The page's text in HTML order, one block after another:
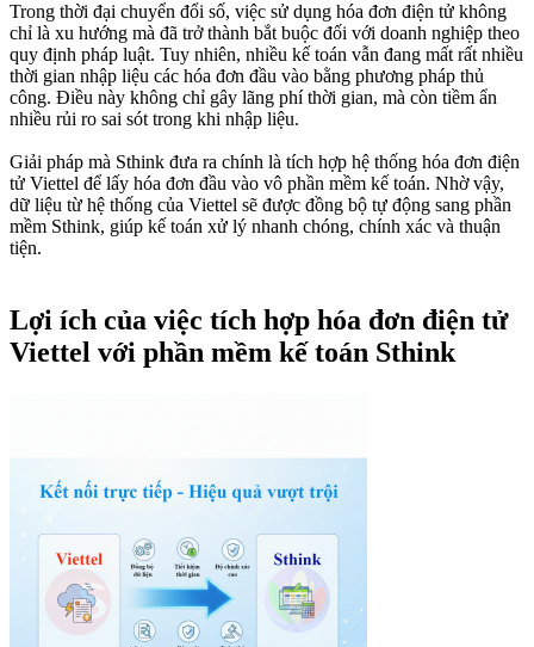
Trong thời đại chuyển đổi số, việc sử dụng hóa đơn điện tử không
chỉ là xu hướng mà đã trở thành bắt buộc đối với doanh nghiệp theo
quy định pháp luật. Tuy nhiên, nhiều kế toán vẫn đang mất rất nhiều
thời gian nhập liệu các hóa đơn đầu vào bằng phương pháp thủ
công. Điều này không chỉ gây lãng phí thời gian, mà còn tiềm ẩn
nhiều rủi ro sai sót trong khi nhập liệu.
Giải pháp mà Sthink đưa ra chính là tích hợp hệ thống hóa đơn điện
tử Viettel để lấy hóa đơn đầu vào vô phần mềm kế toán. Nhờ vậy,
dữ liệu từ hệ thống của Viettel sẽ được đồng bộ tự động sang phần
mềm Sthink, giúp kế toán xử lý nhanh chóng, chính xác và thuận
tiện.
Lợi ích của việc tích hợp hóa đơn điện tử
Viettel với phần mềm kế toán Sthink